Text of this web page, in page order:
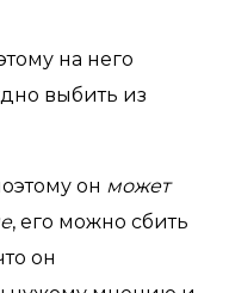
на него
выбить из
он может
, его можно сбить
он